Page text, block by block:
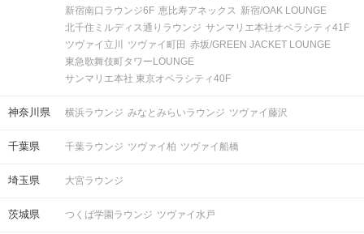
新宿南口ラウンジ6F 恵比寿アネックス 新宿/OAK LOUNGE
北千住ミルディス通りラウンジ サンマリエ本社オペラシティ41F
ツヴァイ立川
ツヴァイ町田 赤坂/GREEN JACKET LOUNGE
東急歌舞伎町タワーLOUNGE
サンマリエ本社 東京オペラシティ40F
神奈川県 横浜ラウンジ みなとみらいラウンジ ツヴァイ藤沢
千葉県 千葉ラウンジ ツヴァイ柏 ツヴァイ船橋
埼玉県 大宮ラウンジ
茨城県 つくば学園ラウンジ ツヴァイ水戸